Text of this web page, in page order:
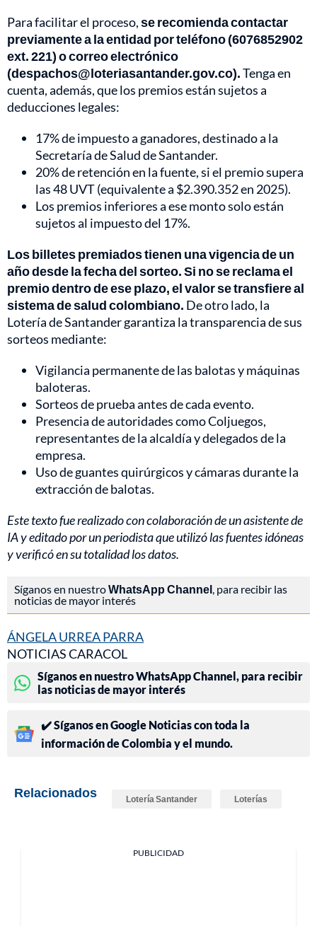
Para facilitar el proceso,se recomienda contactar
previamente a la entidad por teléfono (6076852902
ext. 221) o correo electrónico
(despachos@loteriasantander.gov.co).Tenga en
cuenta, además, que los premios están sujetos a
deducciones legales:
17% de impuesto a ganadores, destinado a la
Secretaría de Salud de Santander.
20% de retención en la fuente, si el premio supera
las 48 UVT (equivalente a $2.390.352 en 2025).
Los premios inferiores a ese monto solo están
sujetos al impuesto del 17%.
Los billetes premiados tienen una vigencia de un
año desde la fecha del sorteo. Si no se reclama el
premio dentro de ese plazo, el valor se transfiere al
sistema de salud colombiano. De otro lado, la
Lotería de Santander garantiza la transparencia de sus
sorteos mediante:
Vigilancia permanente de las balotas y máquinas
baloteras.
Sorteos de prueba antes de cada evento.
Presencia de autoridades como Coljuegos,
representantes de la alcaldía y delegados de la
empresa.
Uso de guantes quirúrgicos y cámaras durante la
extracción de balotas.
Este texto fue realizado con colaboración de un asistente de
IA y editado por un periodista que utilizó las fuentes idóneas
y verificó en su totalidad los datos.
Síganos en nuestroWhatsApp Channel, para recibir las
noticias de mayor interés
ÁNGELA URREA PARRA
NOTICIAS CARACOL
Síganos en nuestro WhatsApp Channel, para recibir
las noticias de mayor interés
✔️ Síganos en Google Noticias con toda la
información de Colombia y el mundo.
Relacionados Lotería Santander Loterías
PUBLICIDAD